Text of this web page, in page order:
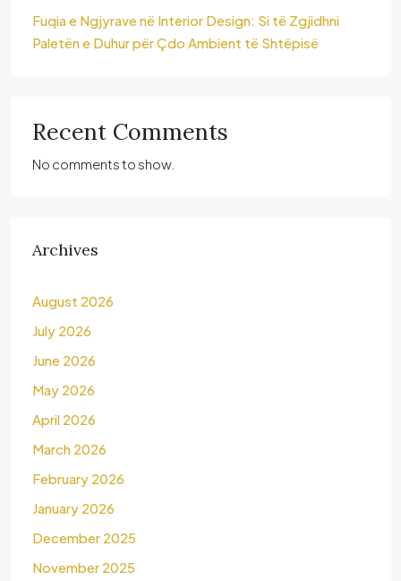
Fuqia e Ngjyrave në Interior Design: Si të Zgjidhni
Paletën e Duhur për Çdo Ambient të Shtëpisë
Recent Comments
No comments to show.
Archives
August 2026
July 2026
June 2026
May 2026
April 2026
March 2026
February 2026
January 2026
December 2025
November 2025